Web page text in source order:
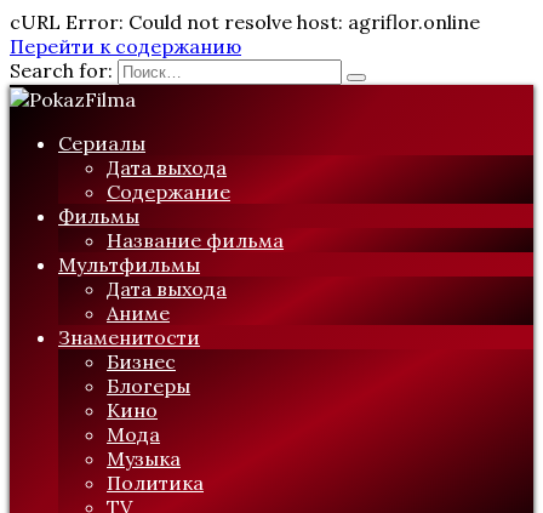
cURL Error: Could not resolve host: agriflor.online
Перейти к содержанию
Search for:
Сериалы
Дата выхода
Содержание
Фильмы
Название фильма
Мультфильмы
Дата выхода
Аниме
Знаменитости
Бизнес
Блогеры
Кино
Мода
Музыка
Политика
TV